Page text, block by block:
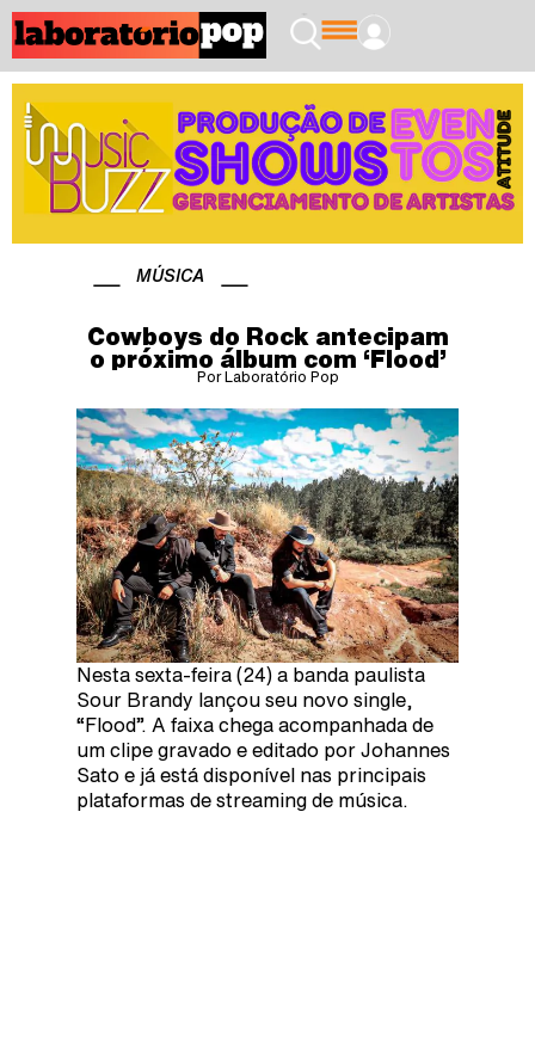
MÚSICA
Cowboys do Rock antecipam
o próximo álbum com ‘Flood’
Por Laboratório Pop
Nesta sexta-feira (24) a banda paulista
Sour Brandy lançou seu novo single,
“Flood”. A faixa chega acompanhada de
um clipe gravado e editado por Johannes
Sato e já está disponível nas principais
plataformas de streaming de música.